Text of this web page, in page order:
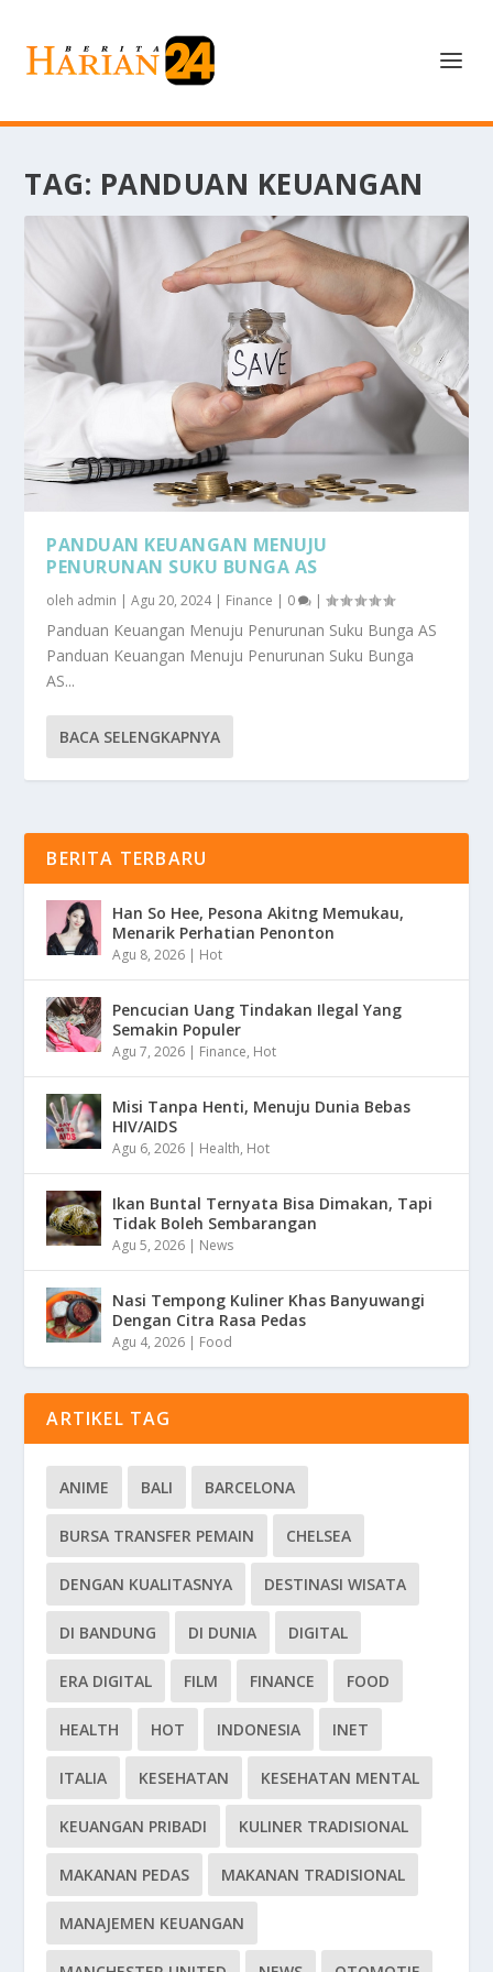
TAG: PANDUAN KEUANGAN
PANDUAN KEUANGAN MENUJU
PENURUNAN SUKU BUNGA AS
oleh admin |Agu 20, 2024| Finance | 0 |
Panduan Keuangan Menuju Penurunan Suku Bunga AS
Panduan Keuangan Menuju Penurunan Suku Bunga
AS...
BACA SELENGKAPNYA
BERITA TERBARU
Han So Hee, Pesona Akitng Memukau,
Menarik Perhatian Penonton
Agu 8, 2026 | Hot
Pencucian Uang Tindakan Ilegal Yang
Semakin Populer
Agu 7, 2026 | Finance, Hot
Misi Tanpa Henti, Menuju Dunia Bebas
HIV/AIDS
Agu 6, 2026 | Health, Hot
Ikan Buntal Ternyata Bisa Dimakan, Tapi
Tidak Boleh Sembarangan
Agu 5, 2026 | News
Nasi Tempong Kuliner Khas Banyuwangi
Dengan Citra Rasa Pedas
Agu 4, 2026 | Food
ARTIKEL TAG
ANIME BALI BARCELONA
BURSA TRANSFER PEMAIN CHELSEA
DENGAN KUALITASNYA DESTINASI WISATA
DI BANDUNG DI DUNIA DIGITAL
ERA DIGITAL FILM FINANCE FOOD
HEALTH HOT INDONESIA INET
ITALIA KESEHATAN KESEHATAN MENTAL
KEUANGAN PRIBADI KULINER TRADISIONAL
MAKANAN PEDAS MAKANAN TRADISIONAL
MANAJEMEN KEUANGAN